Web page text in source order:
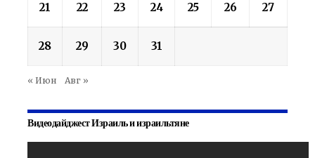
21 22 23 24 25 26 27
28 29 30 31
« Июн Авг »
Видеодайджест Израиль и израильтяне